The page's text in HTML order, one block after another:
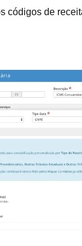
códigos de